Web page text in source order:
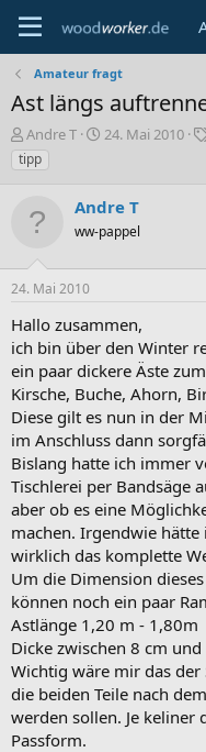
Amateur fragt
Ast längs
E
r
s
e
e
r
Andre T
E
e
l
t
24. Mai 2010
tipp
Andre T
ww-pappel
24. Mai 2010
Hallo zusammen,
ich bin über den Winter
ein paar dickere Äste
Kirsche, Buche, Ahorn,
Diese gilt es nun in der
im Anschluss dann
Bislang hatte ich immer
Tischlerei per Bandsäge
aber ob es eine
machen. Irgendwie hätte
wirklich das komplette
Um die Dimension
können noch ein paar
Astlänge 1,20 m - 1,80m
Dicke zwischen 8 cm
Wichtig wäre mir das
die beiden Teile nach
werden sollen. Je keliner
Passform.